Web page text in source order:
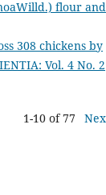
flour and
308 chickens by
Vol. 4 No. 2
1-10 of 77